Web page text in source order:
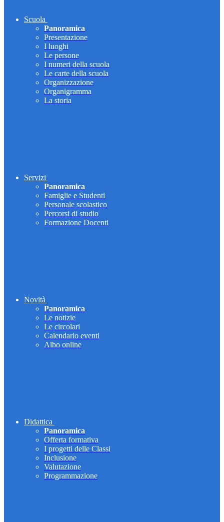
Scuola
Panoramica
Presentazione
I luoghi
Le persone
I numeri della scuola
Le carte della scuola
Organizzazione
Organigramma
La storia
Servizi
Panoramica
Famiglie e Studenti
Personale scolastico
Percorsi di studio
Formazione Docenti
Novità
Panoramica
Le notizie
Le circolari
Calendario eventi
Albo online
Didattica
Panoramica
Offerta formativa
I progetti delle Classi
Inclusione
Valutazione
Programmazione